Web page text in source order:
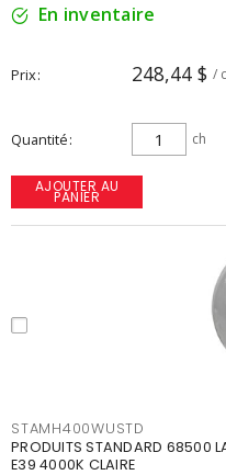
En inventaire
Prix 248,44 $ /
Quantité ch
AJOUTER AU
PANIER
STAMH400WUSTD
PRODUITS STANDARD 68500
E39 4000K CLAIRE